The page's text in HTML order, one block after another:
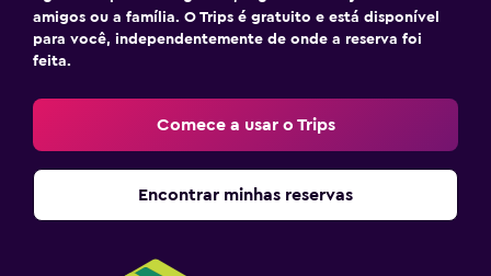
amigos ou a família. O Trips é gratuito e está disponível
para você, independentemente de onde a reserva foi
feita.
Comece a usar o Trips
Encontrar minhas reservas